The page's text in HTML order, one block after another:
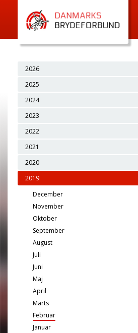
2026
2025
2024
2023
2022
2021
2020
2019
December
November
Oktober
September
August
Juli
Juni
Maj
April
Marts
Februar
Januar